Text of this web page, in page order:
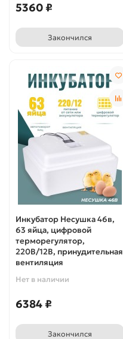
5360 ₽
Закончился
Инкубатор Несушка 46в,
63 яйца, цифровой
терморегулятор,
220В/12В, принудительная
вентиляция
Нет в наличии
6384 ₽
Закончился